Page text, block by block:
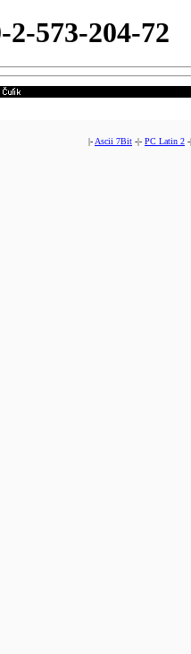
573-204-72
|- Ascii 7Bit -|- PC Latin 2